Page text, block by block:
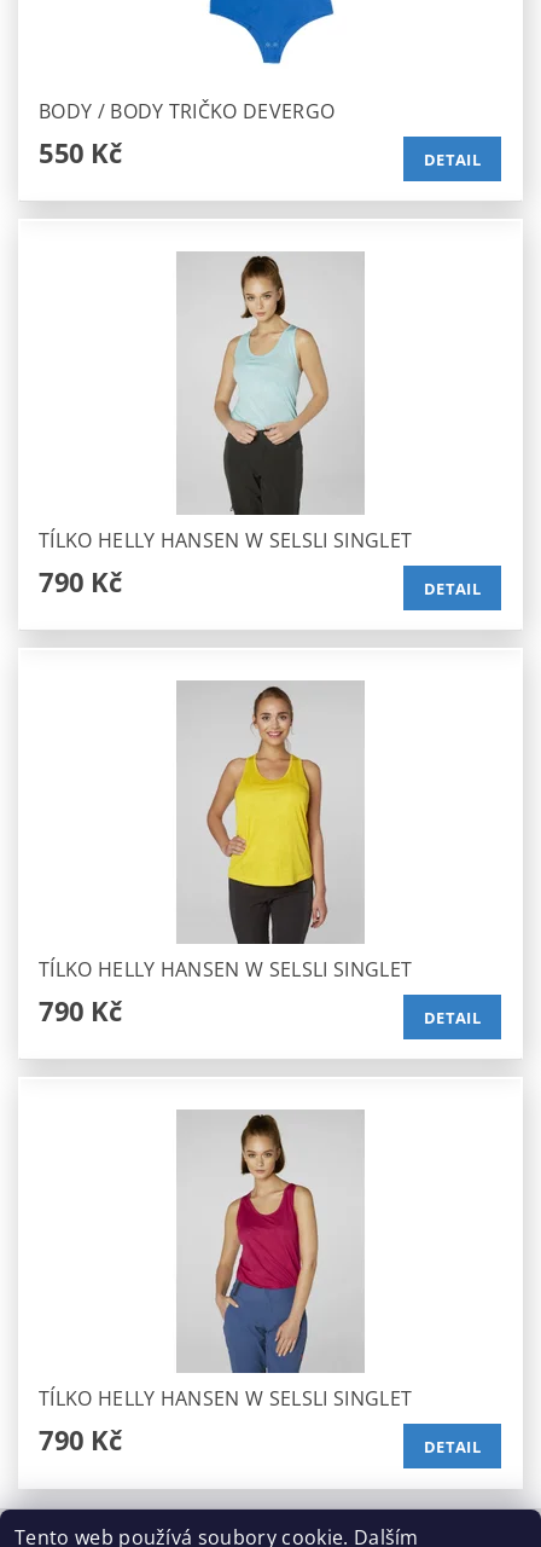
BODY / BODY TRIČKO DEVERGO
550 Kč DETAIL
TÍLKO HELLY HANSEN W SELSLI SINGLET
790 Kč DETAIL
TÍLKO HELLY HANSEN W SELSLI SINGLET
790 Kč DETAIL
TÍLKO HELLY HANSEN W SELSLI SINGLET
790 Kč DETAIL
Tento web používá soubory cookie. Dalším